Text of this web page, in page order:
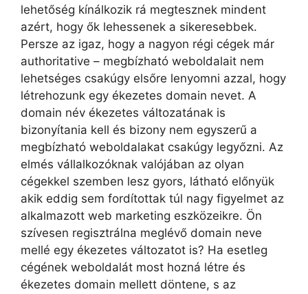
lehetőség kínálkozik rá megtesznek mindent
azért, hogy ők lehessenek a sikeresebbek.
Persze az igaz, hogy a nagyon régi cégek már
authoritative – megbízható weboldalait nem
lehetséges csakúgy elsőre lenyomni azzal, hogy
létrehozunk egy ékezetes domain nevet. A
domain név ékezetes változatának is
bizonyítania kell és bizony nem egyszerű a
megbízható weboldalakat csakúgy legyőzni. Az
elmés vállalkozóknak valójában az olyan
cégekkel szemben lesz gyors, látható előnyük
akik eddig sem fordítottak túl nagy figyelmet az
alkalmazott web marketing eszközeikre. Ön
szívesen regisztrálna meglévő domain neve
mellé egy ékezetes változatot is? Ha esetleg
cégének weboldalát most hozná létre és
ékezetes domain mellett döntene, s az